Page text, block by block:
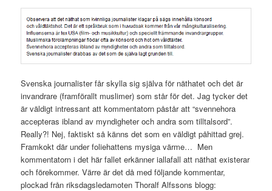
Svenska journalister får skylla sig själva för näthatet och det är
invandrare (framförallt muslimer) som står för det. Jag tycker det
är väldigt intressant att kommentatorn påstår att “svennehora
accepteras ibland av myndigheter och andra som tilltalsord”.
Really?! Nej, faktiskt så känns det som en väldigt påhittad grej.
Framkokt där under foliehattens mysiga värme… Men
kommentatorn i det här fallet erkänner iallafall att näthat existerar
och förekommer. Värre är det då med följande kommentar,
plockad från riksdagsledamoten Thoralf Alfssons blogg: